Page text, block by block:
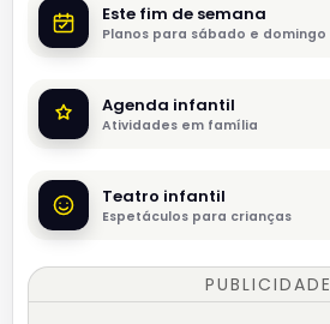
Este fim de semana
Planos para sábado e domingo
Agenda infantil
Atividades em família
Teatro infantil
Espetáculos para crianças
PUBLICIDADE